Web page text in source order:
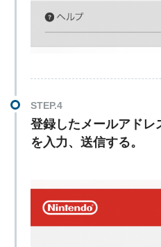
登録したメールアドレ
を入力、送信する。